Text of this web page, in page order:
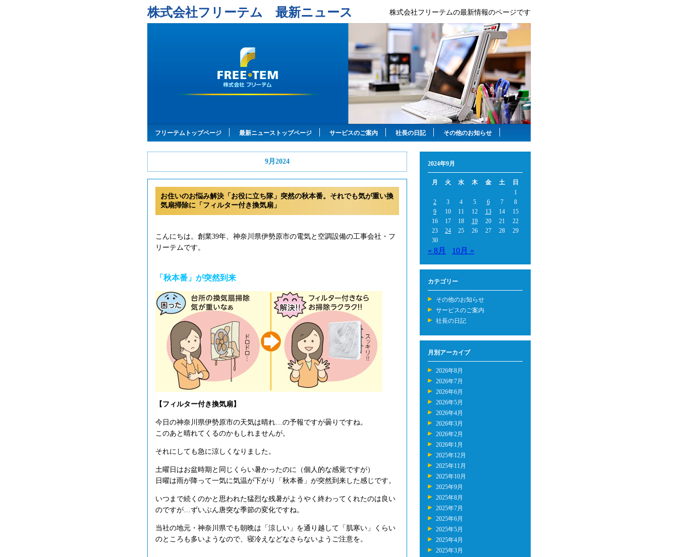
株式会社フリーテム 最新ニュース 株式会社フリーテムの最新情報のページです
フリーテムトップページ 最新ニューストップページ サービスのご案内 社長の日記 その他のお知らせ
9月2024
お住いのお悩み解決「お役に立ち隊」突然の秋本番。それでも気が重い換
気扇掃除に「フィルター付き換気扇」
こんにちは。創業39年、神奈川県伊勢原市の電気と空調設備の工事会社・フ
リーテムです。
「秋本番」が突然到来
【フィルター付き換気扇】
今日の神奈川県伊勢原市の天気は晴れ…の予報ですが曇りですね。
このあと晴れてくるのかもしれませんが。
それにしても急に涼しくなりました。
土曜日はお盆時期と同じくらい暑かったのに（個人的な感覚ですが）
日曜は雨が降って一気に気温が下がり「秋本番」が突然到来した感じです。
いつまで続くのかと思われた猛烈な残暑がようやく終わってくれたのは良い
のですが…ずいぶん唐突な季節の変化ですね。
当社の地元・神奈川県でも朝晩は「涼しい」を通り越して「肌寒い」くらい
のところも多いようなので、寝冷えなどなさらないようご注意を。
2024年9月
月 火 水 木 金 土
日
1
2
3 4 5 6 7
8
9
10 11 12 13 14
15
16
17 18 19 20 21
22
23
24 25 26 27 28
29
30
« 8月 10月 »
カテゴリー
その他のお知らせ
サービスのご案内
社長の日記
月別アーカイブ
2026年8月
2026年7月
2026年6月
2026年5月
2026年4月
2026年3月
2026年2月
2026年1月
2025年12月
2025年11月
2025年10月
2025年9月
2025年8月
2025年7月
2025年6月
2025年5月
2025年4月
2025年3月